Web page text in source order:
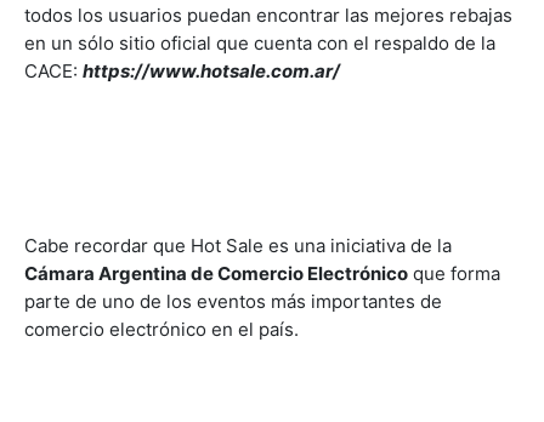
todos los usuarios puedan encontrar las mejores rebajas
en un sólo sitio oficial que cuenta con el respaldo de la
CACE: https://www.hotsale.com.ar/
Cabe recordar que Hot Sale es una iniciativa de la
Cámara Argentina de Comercio Electrónico que forma
parte de uno de los eventos más importantes de
comercio electrónico en el país.